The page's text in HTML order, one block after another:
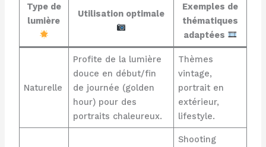
Type de
lumière
Utilisation optimale
Exemples de
thématiques
adaptées
Naturelle
Profite de la lumière
douce en début/fin
de journée (golden
hour) pour des
portraits chaleureux.
Thèmes
vintage,
portrait en
extérieur,
lifestyle.
Shooting